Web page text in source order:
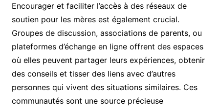
Encourager et faciliter l’accès à des réseaux de
soutien pour les mères est également crucial.
Groupes de discussion, associations de parents, ou
plateformes d’échange en ligne offrent des espaces
où elles peuvent partager leurs expériences, obtenir
des conseils et tisser des liens avec d’autres
personnes qui vivent des situations similaires. Ces
communautés sont une source précieuse